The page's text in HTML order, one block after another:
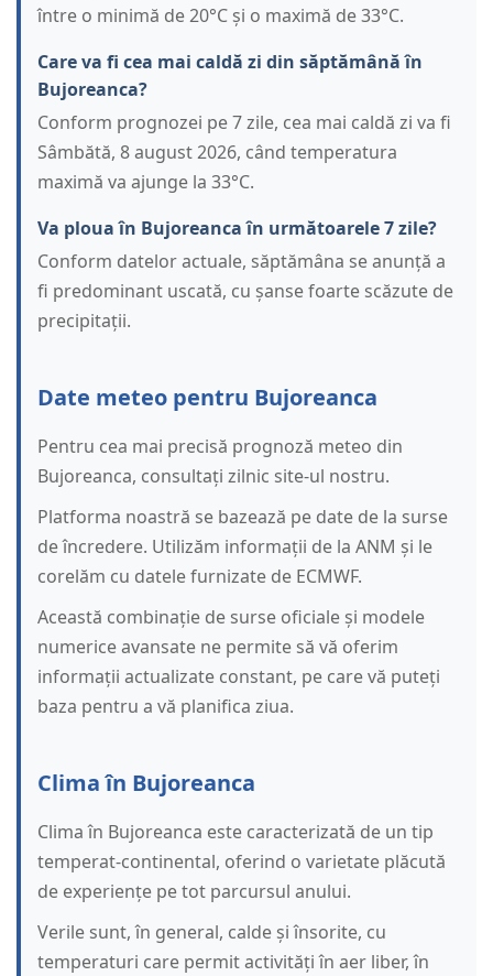
între o minimă de 20°C și o maximă de 33°C.
Care va fi cea mai caldă zi din săptămână în
Bujoreanca?
Conform prognozei pe 7 zile, cea mai caldă zi va fi
Sâmbătă, 8 august 2026, când temperatura
maximă va ajunge la 33°C.
Va ploua în Bujoreanca în următoarele 7 zile?
Conform datelor actuale, săptămâna se anunță a
fi predominant uscată, cu șanse foarte scăzute de
precipitații.
Date meteo pentru Bujoreanca
Pentru cea mai precisă prognoză meteo din
Bujoreanca, consultați zilnic site-ul nostru.
Platforma noastră se bazează pe date de la surse
de încredere. Utilizăm informații de la ANM și le
corelăm cu datele furnizate de ECMWF.
Această combinație de surse oficiale și modele
numerice avansate ne permite să vă oferim
informații actualizate constant, pe care vă puteți
baza pentru a vă planifica ziua.
Clima în Bujoreanca
Clima în Bujoreanca este caracterizată de un tip
temperat-continental, oferind o varietate plăcută
de experiențe pe tot parcursul anului.
Verile sunt, în general, calde și însorite, cu
temperaturi care permit activități în aer liber, în